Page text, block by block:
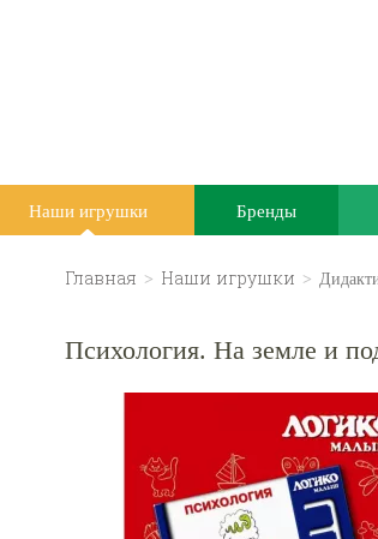
Наши игрушки Бренды
Главная > Наши игрушки >
Психология. На земле и